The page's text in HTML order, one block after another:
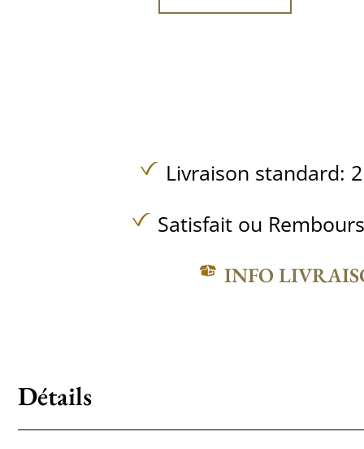
Livraison standard:
Satisfait ou
INFO
Détails